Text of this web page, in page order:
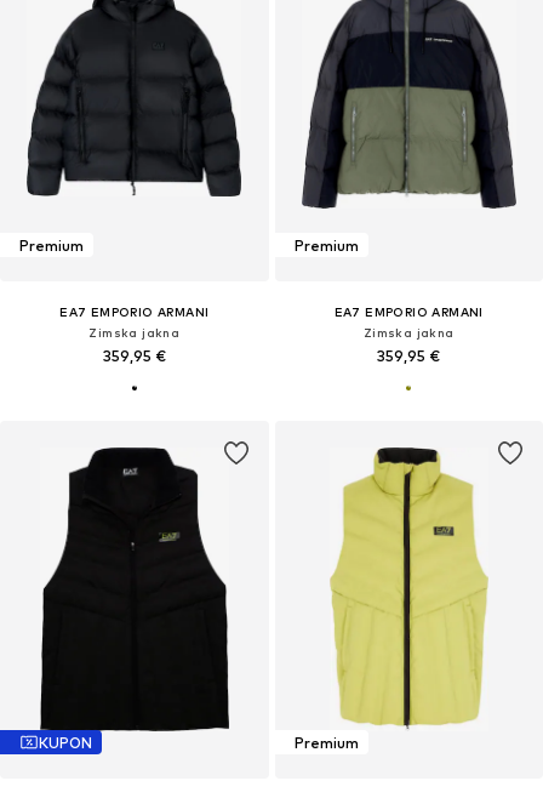
Premium
EA7 EMPORIO ARMANI
Zimska jakna
359,95 €
Premium
EA7 EMPORIO ARMANI
Zimska jakna
359,95 €
KUPON Premium